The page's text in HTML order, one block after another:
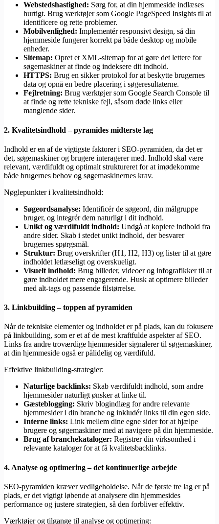
Webstedshastighed: Sørg for, at din hjemmeside indlæses
hurtigt. Brug værktøjer som Google PageSpeed Insights til at
identificere og rette problemer.
Mobilvenlighed: Implementér responsivt design, så din
hjemmeside fungerer korrekt på både desktop og mobile
enheder.
Sitemap: Opret et XML-sitemap for at gøre det lettere for
søgemaskiner at finde og indeksere dit indhold.
HTTPS: Brug en sikker protokol for at beskytte brugernes
data og opnå en bedre placering i søgeresultaterne.
Fejlretning: Brug værktøjer som Google Search Console til
at finde og rette tekniske fejl, såsom døde links eller
manglende sider.
2. Kvalitetsindhold – pyramides midterste lag
Indhold er en af de vigtigste faktorer i SEO-pyramiden, da det er
det, søgemaskiner og brugere interagerer med. Indhold skal være
relevant, værdifuldt og optimalt struktureret for at imødekomme
både brugernes behov og søgemaskinernes krav.
Nøglepunkter i kvalitetsindhold:
Søgeordsanalyse: Identificér de søgeord, din målgruppe
bruger, og integrér dem naturligt i dit indhold.
Unikt og værdifuldt indhold: Undgå at kopiere indhold fra
andre sider. Skab i stedet unikt indhold, der besvarer
brugernes spørgsmål.
Struktur: Brug overskrifter (H1, H2, H3) og lister til at gøre
indholdet letlæseligt og overskueligt.
Visuelt indhold: Brug billeder, videoer og infografikker til at
gøre indholdet mere engagerende. Husk at optimere billeder
med alt-tags og passende filstørrelse.
3. Linkbuilding – toppen af pyramiden
Når de tekniske elementer og indholdet er på plads, kan du fokusere
på linkbuilding, som er et af de mest kraftfulde aspekter af SEO.
Links fra andre troværdige hjemmesider signalerer til søgemaskiner,
at din hjemmeside også er pålidelig og værdifuld.
Effektive linkbuilding-strategier:
Naturlige backlinks: Skab værdifuldt indhold, som andre
hjemmesider naturligt ønsker at linke til.
Gæsteblogging: Skriv blogindlæg for andre relevante
hjemmesider i din branche og inkludér links til din egen side.
Interne links: Link mellem dine egne sider for at hjælpe
brugere og søgemaskiner med at navigere på din hjemmeside.
Brug af branchekataloger: Registrer din virksomhed i
relevante kataloger for at få kvalitetsbacklinks.
4. Analyse og optimering – det kontinuerlige arbejde
SEO-pyramiden kræver vedligeholdelse. Når de første tre lag er på
plads, er det vigtigt løbende at analysere din hjemmesides
performance og justere strategien, så den forbliver effektiv.
Værktøjer og tilgange til analyse og optimering: